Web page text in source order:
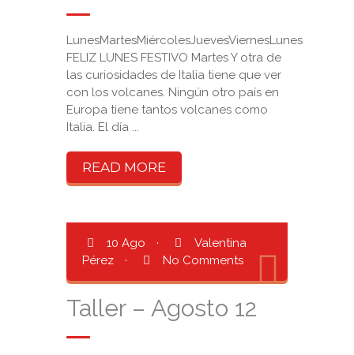
LunesMartesMiércolesJuevesViernesLunes
FELIZ LUNES FESTIVO Martes Y otra de
las curiosidades de Italia tiene que ver
con los volcanes. Ningún otro país en
Europa tiene tantos volcanes como
Italia. El día ...
READ MORE
10 Ago ·
Valentina
Pérez
· No Comments
Taller – Agosto 12